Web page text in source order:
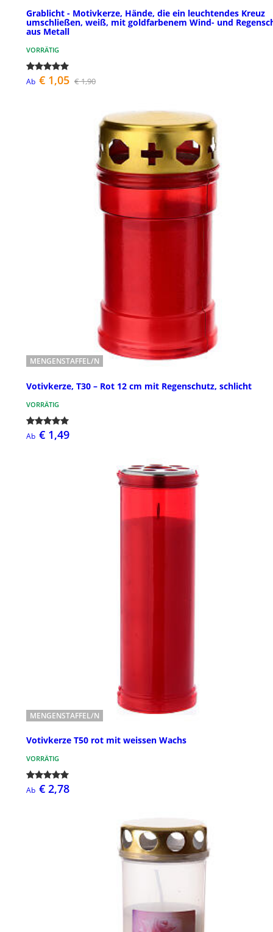
Grablicht - Motivkerze, Hände, die ein leuchtendes Kreuz
umschließen, weiß, mit goldfarbenem Wind- und
aus Metall
VORRÄTIG
Ab € 1,05 € 1,90
MENGENSTAFFEL/N
Votivkerze, T30 – Rot 12 cm mit Regenschutz, schlicht
VORRÄTIG
Ab € 1,49
MENGENSTAFFEL/N
Votivkerze T50 rot mit weissen Wachs
VORRÄTIG
Ab € 2,78